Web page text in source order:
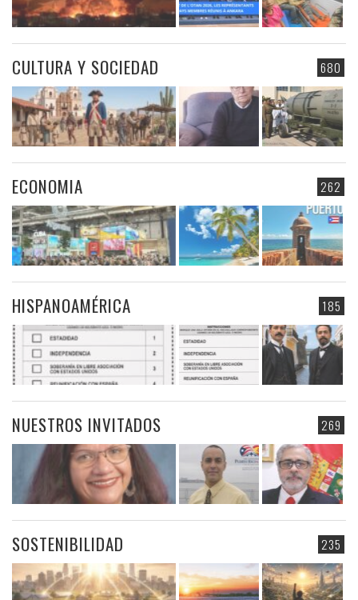
680
CULTURA Y SOCIEDAD
262
ECONOMIA
185
HISPANOAMÉRICA
269
NUESTROS INVITADOS
235
SOSTENIBILIDAD